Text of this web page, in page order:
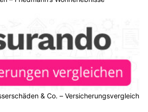
& Co. – Versicherungsvergleich